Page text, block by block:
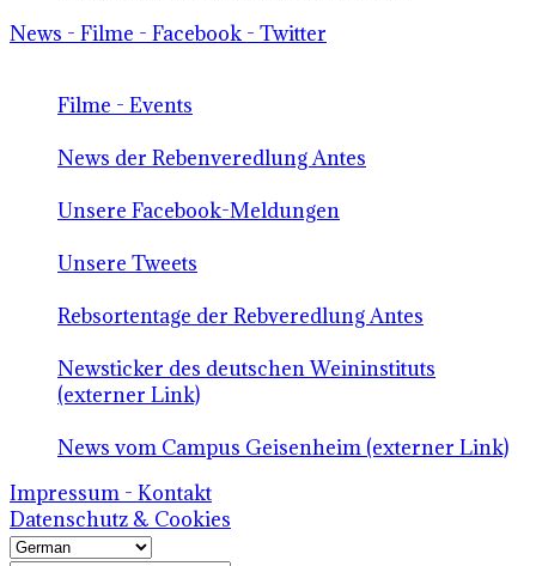
News - Filme - Facebook - Twitter
Filme - Events
News der Rebenveredlung Antes
Unsere Facebook-Meldungen
Unsere Tweets
Rebsortentage der Rebveredlung Antes
Newsticker des deutschen Weininstituts
(externer Link)
News vom Campus Geisenheim (externer Link)
Impressum - Kontakt
Datenschutz & Cookies